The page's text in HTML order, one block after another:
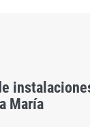
María